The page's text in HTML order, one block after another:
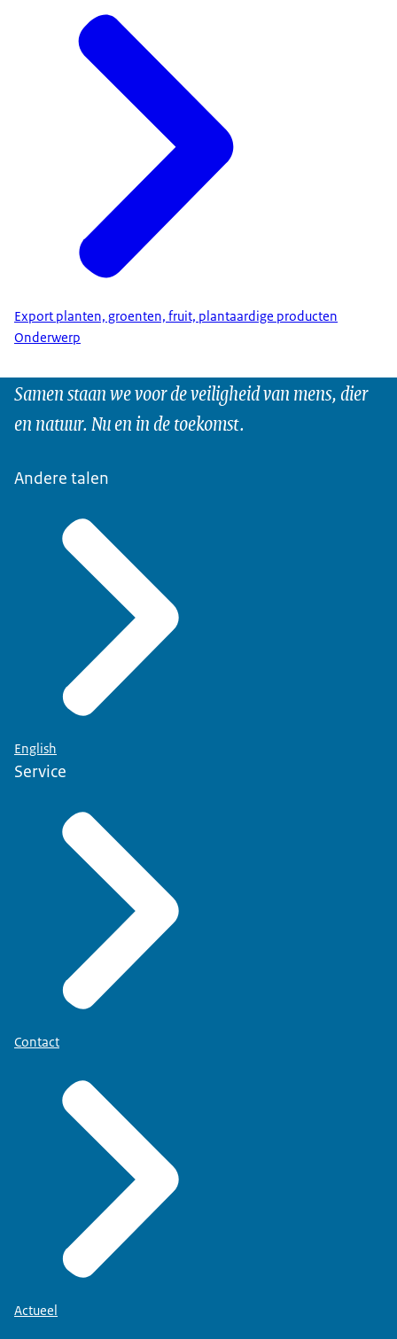
Export planten, groenten, fruit, plantaardige producten
Onderwerp
Samen staan we voor de veiligheid van mens, dier
en natuur. Nu en in de toekomst.
Andere talen
English
Service
Contact
Actueel